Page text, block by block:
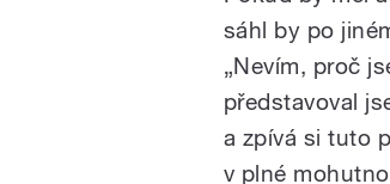
sáhl by po
„Nevím, proč
představoval
a zpívá si tuto
v plné